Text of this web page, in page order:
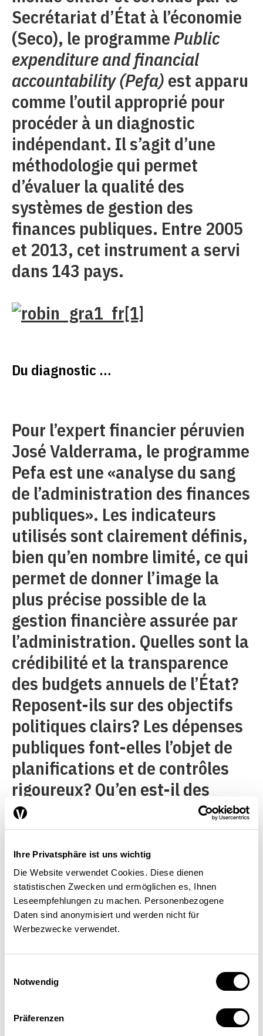
Ihre Privatsphäre ist uns wichtig
Die Website verwendet Cookies. Diese dienen
statistischen Zwecken und ermöglichen es, Ihnen
Leseempfehlungen zu machen. Personenbezogene
Daten sind anonymisiert und werden nicht für
Werbezwecke verwendet.
Notwendig
Präferenzen
Secrétariat d’État à l’économie
(Seco), le programmePublic
expenditure and financial
accountability (Pefa) est apparu
comme l’outil approprié pour
procéder à un diagnostic
indépendant. Il s’agit d’une
méthodologie qui permet
d’évaluer la qualité des
systèmes de gestion des
finances publiques. Entre 2005
et 2013, cet instrument a servi
dans 143 pays.
Du diagnostic …
Pour l’expert financier péruvien
José Valderrama, le programme
Pefa est une «analyse du sang
de l’administration des finances
publiques». Les indicateurs
utilisés sont clairement définis,
bien qu’en nombre limité, ce qui
permet de donner l’image la
plus précise possible de la
gestion financière assurée par
l’administration. Quelles sont la
crédibilité et la transparence
des budgets annuels de l’État?
Reposent-ils sur des objectifs
politiques clairs? Les dépenses
publiques font-elles l’objet de
planifications et de contrôles
rigoureux? Qu’en est-il des
systèmes de comptabilité et de
l’information continue sur les
recettes et les dépenses? Les
audits sont-ils efficaces?
Un groupe composé de
spécialistes péruviens et
internationaux a étudié ces
questions sur place. Il a pointé
ce système complexe. En